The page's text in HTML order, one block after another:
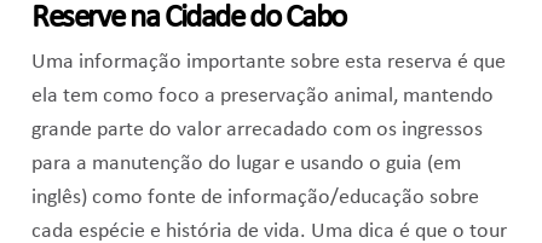
Reserve na Cidade do Cabo
Uma informação importante sobre esta reserva é que
ela tem como foco a preservação animal, mantendo
grande parte do valor arrecadado com os ingressos
para a manutenção do lugar e usando o guia (em
inglês) como fonte de informação/educação sobre
cada espécie e história de vida. Uma dica é que o tour